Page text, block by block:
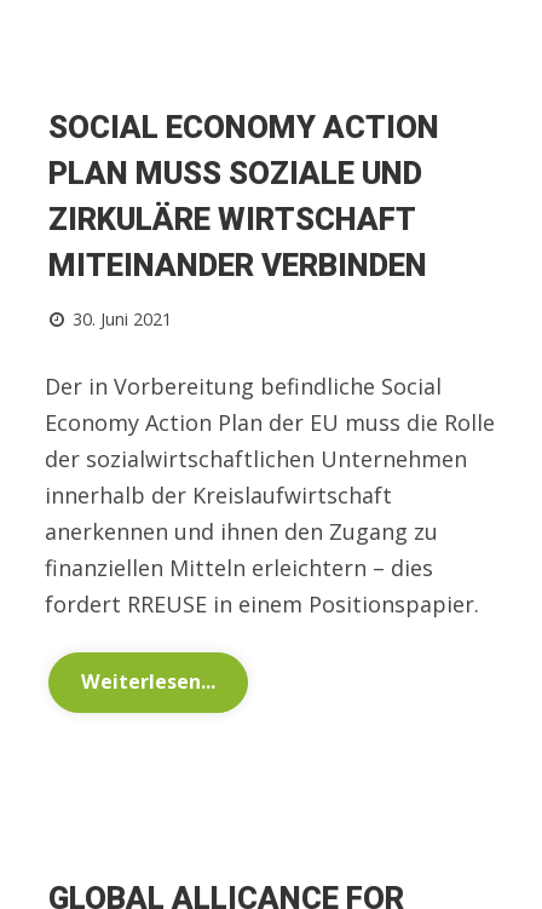
SOCIAL ECONOMY ACTION
PLAN MUSS SOZIALE UND
ZIRKULÄRE WIRTSCHAFT
MITEINANDER VERBINDEN
30. Juni 2021
Der in Vorbereitung befindliche Social
Economy Action Plan der EU muss die Rolle
der sozialwirtschaftlichen Unternehmen
innerhalb der Kreislaufwirtschaft
anerkennen und ihnen den Zugang zu
finanziellen Mitteln erleichtern – dies
fordert RREUSE in einem Positionspapier.
Weiterlesen...
GLOBAL ALLICANCE FOR